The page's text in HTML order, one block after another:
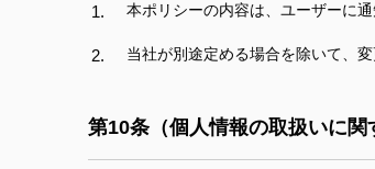
本ポリシーの内容は、ユーザーに
当社が別途定める場合を除いて、
第10条（個人情報の取扱いに関